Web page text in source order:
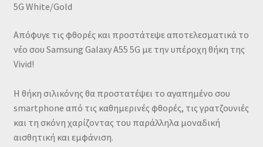
5G White/Gold
Απόφυγε τις φθορές και προστάτεψε αποτελεσματικά το
νέο σου Samsung Galaxy A55 5G με την υπέροχη θήκη της
Vivid!
Η θήκη σιλικόνης θα προστατέψει το αγαπημένο σου
smartphone από τις καθημερινές φθορές, τις γρατζουνιές
και τη σκόνη χαρίζοντας του παράλληλα μοναδική
αισθητική και εμφάνιση.